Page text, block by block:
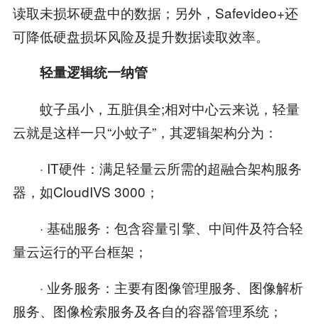
读取未损坏硬盘中的数据；另外，Safevideo+还
可降低硬盘损坏风险及提升数据读取效率。
轻量逻辑统一纳管
蚊子虽小，五脏俱全;相对中心云来说，轻量
云就是这样一只“小蚊子”，其逻辑架构分为：
· IT硬件：满足轻量云所需的超融合架构服务
器，如CloudIVS 3000；
· 基础服务：包含容量引擎、中间件及符合轻
量云运行的平台框架；
· 业务服务：主要有图像管理服务、图像解析
服务、图像检索服务及各自的容器管理系统；